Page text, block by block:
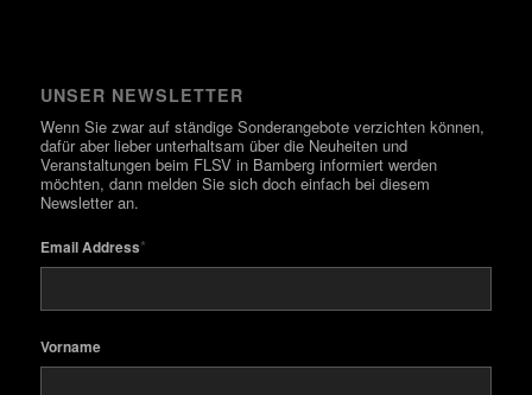
UNSER NEWSLETTER
Wenn Sie zwar auf ständige Sonderangebote verzichten können,
dafür aber lieber unterhaltsam über die Neuheiten und
Veranstaltungen beim FLSV in Bamberg informiert werden
möchten, dann melden Sie sich doch einfach bei diesem
Newsletter an.
Email Address*
Vorname